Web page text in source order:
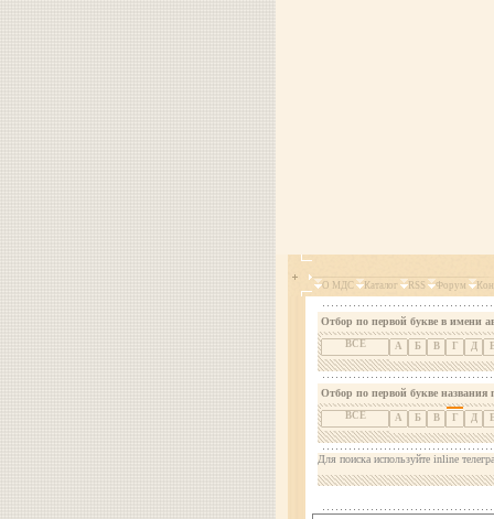
О МДС Каталог RSS Форум
Отбор по первой букве в имени
ВСЕ А Б В Г Д
Отбор по первой букве названия
ВСЕ А Б В Г Д
Для поиска используйте inline